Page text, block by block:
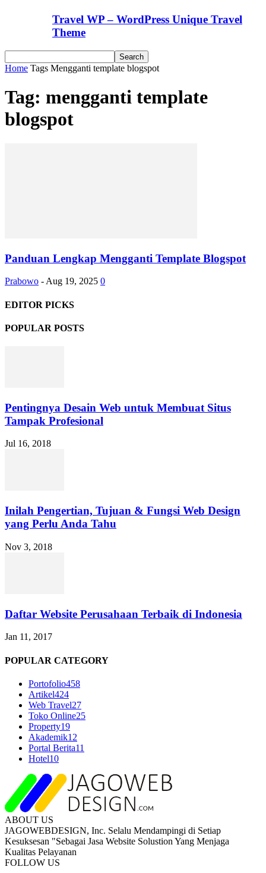
Travel WP – WordPress Unique Travel
Theme
Home Tags Mengganti template blogspot
Tag: mengganti template
blogspot
Panduan Lengkap Mengganti Template Blogspot
Prabowo - Aug 19, 2025 0
EDITOR PICKS
POPULAR POSTS
Pentingnya Desain Web untuk Membuat Situs
Tampak Profesional
Jul 16, 2018
Inilah Pengertian, Tujuan & Fungsi Web Design
yang Perlu Anda Tahu
Nov 3, 2018
Daftar Website Perusahaan Terbaik di Indonesia
Jan 11, 2017
POPULAR CATEGORY
Portofolio458
Artikel424
Web Travel27
Toko Online25
Property19
Akademik12
Portal Berita11
Hotel10
ABOUT US
JAGOWEBDESIGN, Inc. Selalu Mendampingi di Setiap
Kesuksesan "Sebagai Jasa Website Solustion Yang Menjaga
Kualitas Pelayanan
FOLLOW US